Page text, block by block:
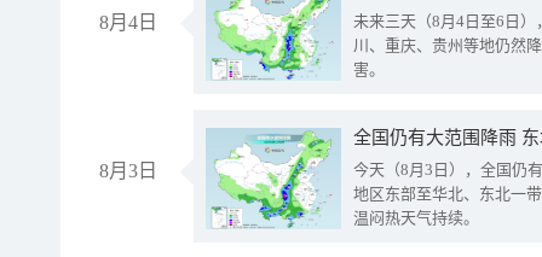
8月4日
未来三天（8月4日至6日
川、重庆、贵州等地仍然
害。
8月3日
全国仍有大范围降雨
今天（8月3日），全国仍
地区东部至华北、东北一
温闷热天气持续。